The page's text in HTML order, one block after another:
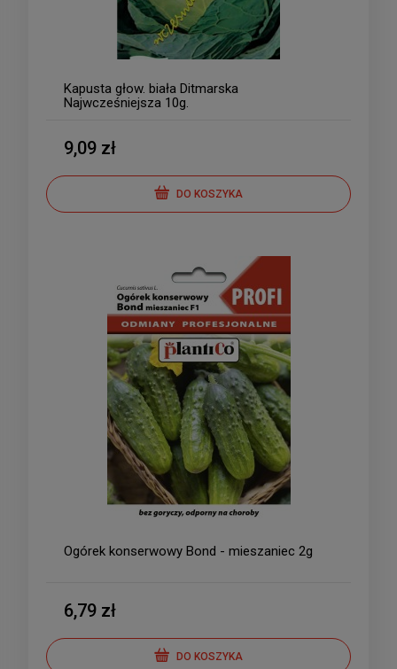
Kapusta głow. biała Ditmarska
Najwcześniejsza 10g.
9,09 zł
DO KOSZYKA
Ogórek konserwowy Bond - mieszaniec 2g
6,79 zł
DO KOSZYKA